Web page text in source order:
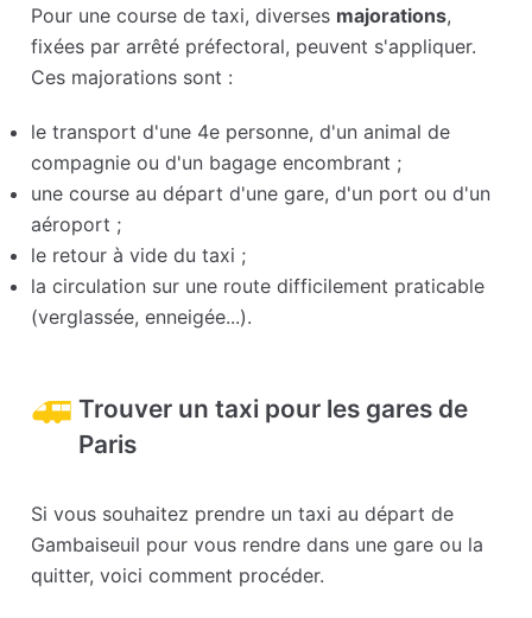
Pour une course de taxi, diverses majorations,
fixées par arrêté préfectoral, peuvent s'appliquer.
Ces majorations sont :
le transport d'une 4e personne, d'un animal de
compagnie ou d'un bagage encombrant ;
une course au départ d'une gare, d'un port ou d'un
aéroport ;
le retour à vide du taxi ;
la circulation sur une route difficilement praticable
(verglassée, enneigée...).
Trouver un taxi pour les gares de
Paris
Si vous souhaitez prendre un taxi au départ de
Gambaiseuil pour vous rendre dans une gare ou la
quitter, voici comment procéder.